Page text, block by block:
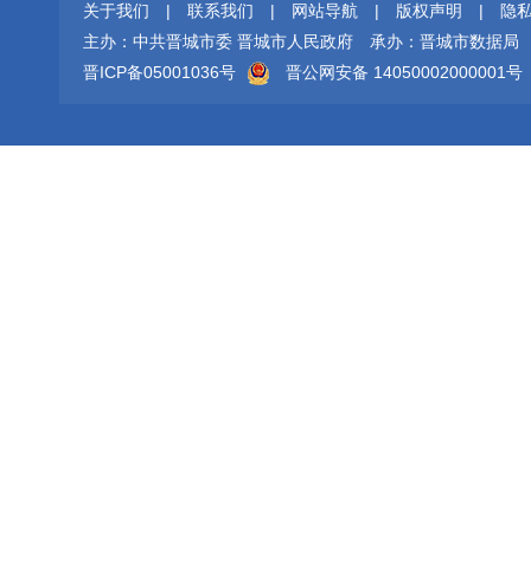
关于我们 | 联系我们 | 网站导航 | 版权声明 |
隐
主办：中共晋城市委 晋城市人民政府
承办：晋城市数据局
晋ICP备05001036号
晋公网安备 14050002000001号